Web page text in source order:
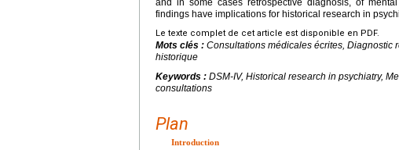
and in some cases retrospective diagnosis, of
findings have implications for historical research in
Le texte complet de cet article est disponible en PDF.
Mots clés : Consultations médicales écrites, Diagnostic
historique
Keywords : DSM-IV, Historical research in psychiatry,
consultations
Plan
Introduction